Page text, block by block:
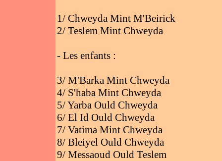
1/ Chweyda Mint M'Beirick
2/ Teslem Mint Chweyda
- Les enfants :
3/ M'Barka Mint Chweyda
4/ S'haba Mint Chweyda
5/ Yarba Ould Chweyda
6/ El Id Ould Chweyda
7/ Vatima Mint Chweyda
8/ Bleiyel Ould Chweyda
9/ Messaoud Ould Teslem